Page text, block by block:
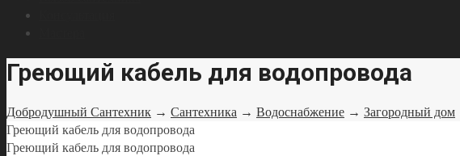
Греющий кабель для водопровода
Добродушный Сантехник → Сантехника → Водоснабжение → Загородный дом
Греющий кабель для водопровода
Греющий кабель для водопровода